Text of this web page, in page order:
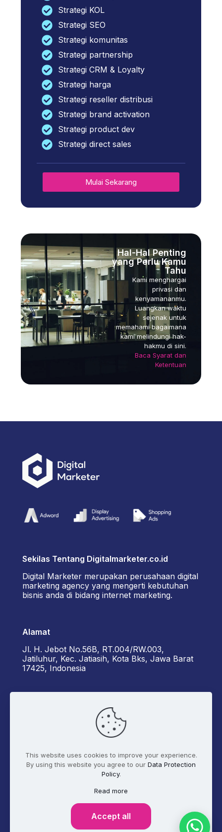
Strategi KOL
Strategi SEO
Strategi komunitas
Strategi partnership
Strategi CRM & Loyalty
Strategi harga
Strategi reseller distribusi
Strategi brand activation
Strategi product dev
Strategi direct sales
Mulai Sekarang
Hal-Hal Penting
yang Perlu Kamu
Tahu
Kami menghargai
privasi dan
kenyamananmu.
Luangkan waktu
sejenak untuk
memahami bagaimana
kami melindungi hak-
hakmu di sini.
Baca Syarat dan
Ketentuan
Sekilas Tentang Digitalmarketer.co.id
Digital Marketer merupakan perusahaan digital
marketing agency yang mengerti kebutuhan
bisnis anda di bidang internet marketing.
Alamat
Jl. H. Jebot No.56B, RT.004/RW.003,
Jatiluhur, Kec. Jatiasih, Kota Bks, Jawa Barat
17425, Indonesia
+6285162929922 - Diorama
admin@digitalmarketer.co.id
© 2017 - 2026 Digitalmarketer.co.id. All Rights
This website uses cookies to improve your experience.
By using this website you agree to our Data Protection
Policy.
Read more
Accept all